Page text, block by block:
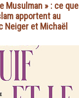
Musulman » : ce que
apportent au
Neiger et Michaël